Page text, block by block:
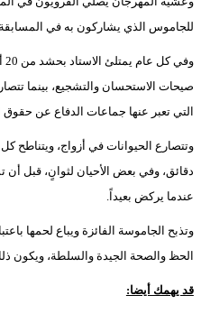
للجاموس الذي يشاركون به في المسابقة.
صيحات الاستحسان والتشجيع، بينما
التي تعبر عنها جماعات الدفاع عن حقوق
وتتصارع الحيوانات في أزواج، ويتناطح
دقائق، وفي بعض الأحيان لثوانٍ، قبل أن
عندما يركض بعيداً.
وتذبح الجاموسة الفائزة ويباع لحمها
الحظ والصحة الجيدة والسلطة، ويكون ذلك
قد يهمك أيضا: